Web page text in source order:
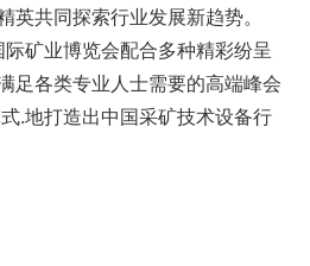
英共同探索行业发展新趋势。
矿业博览会配合多种精彩纷呈
足各类专业人士需要的高端峰会
.地打造出中国采矿技术设备行